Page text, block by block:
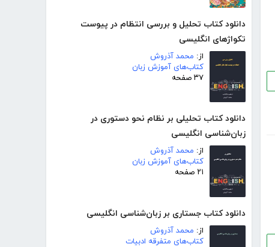
دانلود کتاب تحلیل و بررسی انتظام در پیوست
تکواژهای انگلیسی
از: محمد آذروش
کتاب‌های آموزش زبان
۳۷ صفحه
دانلود کتاب تحلیلی بر نظام نحو دستوری در
زبان‌شناسی انگلیسی
از: محمد آذروش
کتاب‌های آموزش زبان
۲۱ صفحه
دانلود کتاب جستاری بر زبان‌شناسی انگلیسی
از: محمد آذروش
کتاب‌های متفرقه ادبیات